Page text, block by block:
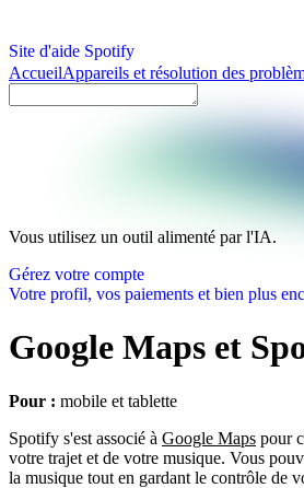
Site d'aide Spotify
AccueilAppareils et résolution des
Vous utilisez un outil alimenté par l'IA.
Gérez votre compte
Votre profil, vos paiements et bien plus
Google Maps et
Pour : mobile et tablette
Spotify s'est associé à Google Maps pour
votre trajet et de votre musique. Vous
la musique tout en gardant le contrôle de